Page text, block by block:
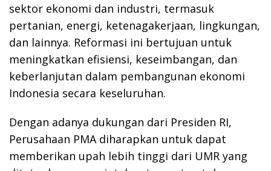
sektor ekonomi dan industri, termasuk
pertanian, energi, ketenagakerjaan, lingkungan,
dan lainnya. Reformasi ini bertujuan untuk
meningkatkan efisiensi, keseimbangan, dan
keberlanjutan dalam pembangunan ekonomi
Indonesia secara keseluruhan.
Dengan adanya dukungan dari Presiden RI,
Perusahaan PMA diharapkan untuk dapat
memberikan upah lebih tinggi dari UMR yang